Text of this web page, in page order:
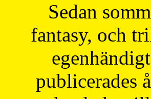
Sedan
fantasy, och
publicerades